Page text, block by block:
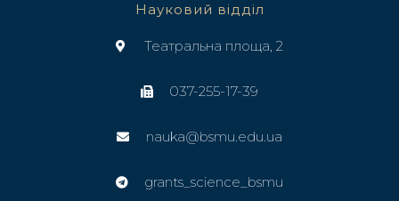
Науковий відділ
Театральна площа, 2
037-255-17-39
nauka@bsmu.edu.ua
grants_science_bsmu